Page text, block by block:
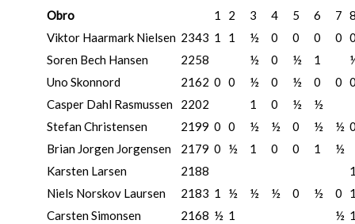
Obro 1 2 3 4 5 6 7
Viktor Haarmark Nielsen 2343 1 1 ½ 0 0 0 0
Soren Bech Hansen
2258 ½ 0 ½ 1
Uno Skonnord
2162 0 0 ½ 0 ½ 0 0
Casper Dahl Rasmussen
2202 1 0 ½
½
Stefan Christensen
2199 0 0 ½ ½ 0 ½ ½
Brian Jorgen Jorgensen
2179 0 ½ 1 0 0 1
½
Karsten Larsen
2188
Niels Norskov Laursen
2183 1 ½ ½ ½ 0 ½ 0
Carsten Simonsen
2168 ½ 1 ½